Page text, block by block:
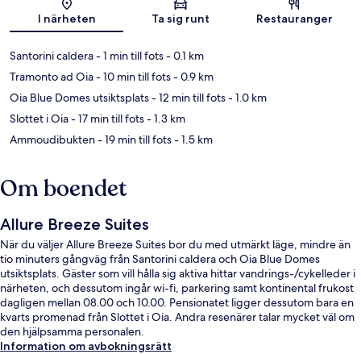
Karta
I närheten Ta sig runt Restauranger
Santorini caldera- 1 min till fots- 0.1 km
Tramonto ad Oia- 10 min till fots- 0.9 km
Oia Blue Domes utsiktsplats- 12 min till fots- 1.0 km
Slottet i Oia- 17 min till fots- 1.3 km
Ammoudibukten- 19 min till fots- 1.5 km
Om boendet
Allure Breeze Suites
När du väljer Allure Breeze Suites bor du med utmärkt läge, mindre än
tio minuters gångväg från Santorini caldera och Oia Blue Domes
utsiktsplats. Gäster som vill hålla sig aktiva hittar vandrings-/cykelleder i
närheten, och dessutom ingår wi-fi, parkering samt kontinental frukost
dagligen mellan 08.00 och 10.00. Pensionatet ligger dessutom bara en
kvarts promenad från Slottet i Oia. Andra resenärer talar mycket väl om
den hjälpsamma personalen.
Information om avbokningsrätt